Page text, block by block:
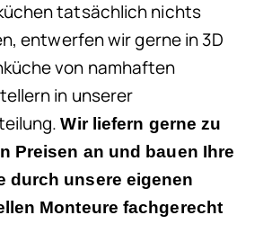
tatsächlich nichts
entwerfen wir gerne in 3D
von namhaften
in unserer
Wir liefern gerne zu
Preisen an und bauen Ihre
durch unsere eigenen
Monteure fachgerecht